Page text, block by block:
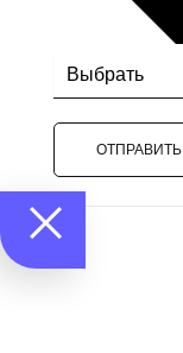
ОТПРАВИТЬ